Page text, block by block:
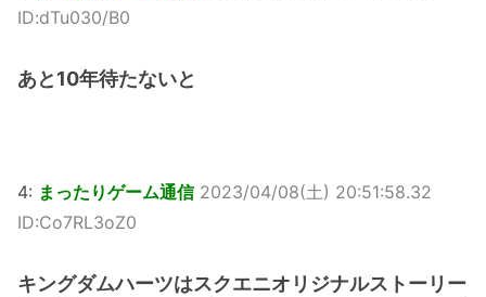
ID:dTu030/B0
あと10年待たないと
4: まったりゲーム通信 2023/04/08(土) 20:51:58.32
ID:Co7RL3oZ0
キングダムハーツはスクエニオリジナルストーリー